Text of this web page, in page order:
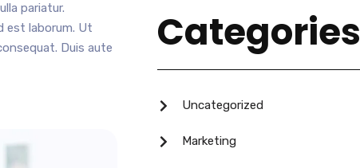
pariatur.
est laborum. Ut
Duis aute
Categories
Uncategorized
Marketing